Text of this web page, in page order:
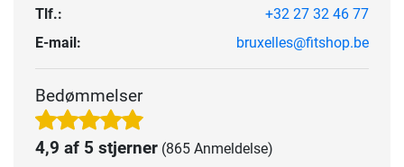
Tlf.:
+32 27 32 46 77
E-mail:
bruxelles@fitshop.be
Bedømmelser
4,9 af 5 stjerner (865 Anmeldelse)